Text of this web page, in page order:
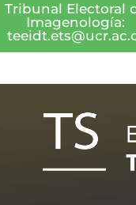
Tribunal Electoral
Imagenología: